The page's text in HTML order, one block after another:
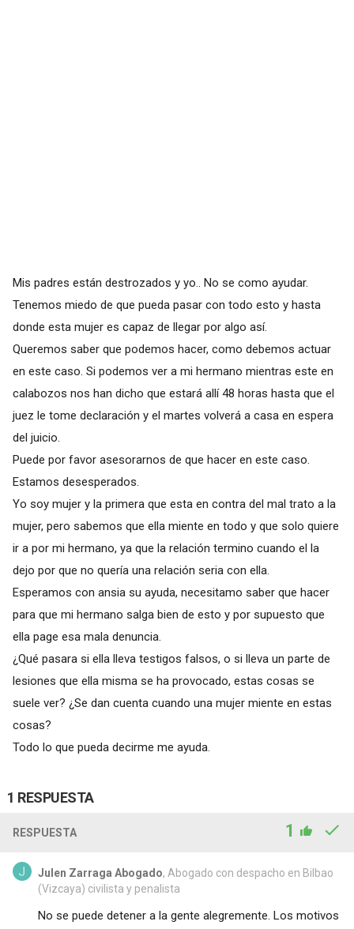
Mis padres están destrozados y yo.. No se como ayudar.
Tenemos miedo de que pueda pasar con todo esto y hasta
donde esta mujer es capaz de llegar por algo así.
Queremos saber que podemos hacer, como debemos actuar
en este caso. Si podemos ver a mi hermano mientras este en
calabozos nos han dicho que estará allí 48 horas hasta que el
juez le tome declaración y el martes volverá a casa en espera
del juicio.
Puede por favor asesorarnos de que hacer en este caso.
Estamos desesperados.
Yo soy mujer y la primera que esta en contra del mal trato a la
mujer, pero sabemos que ella miente en todo y que solo quiere
ir a por mi hermano, ya que la relación termino cuando el la
dejo por que no quería una relación seria con ella.
Esperamos con ansia su ayuda, necesitamo saber que hacer
para que mi hermano salga bien de esto y por supuesto que
ella page esa mala denuncia.
¿Qué pasara si ella lleva testigos falsos, o si lleva un parte de
lesiones que ella misma se ha provocado, estas cosas se
suele ver? ¿Se dan cuenta cuando una mujer miente en estas
cosas?
Todo lo que pueda decirme me ayuda.
1 RESPUESTA
RESPUESTA 1
Julen Zarraga Abogado, Abogado con despacho en Bilbao
(Vizcaya) civilista y penalista
No se puede detener a la gente alegremente. Los motivos